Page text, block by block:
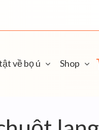
về bọ ú Shop